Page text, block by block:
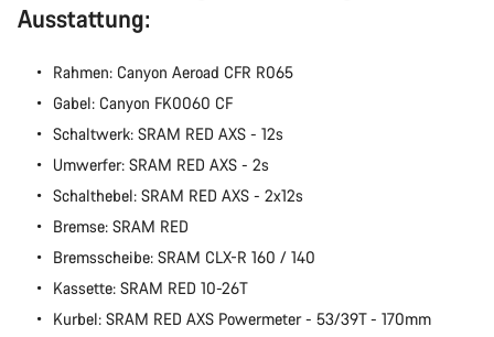
Ausstattung:
Rahmen: Canyon Aeroad CFR R065
Gabel: Canyon FK0060 CF
Schaltwerk: SRAM RED AXS - 12s
Umwerfer: SRAM RED AXS - 2s
Schalthebel: SRAM RED AXS - 2x12s
Bremse: SRAM RED
Bremsscheibe: SRAM CLX-R 160 / 140
Kassette: SRAM RED 10-26T
Kurbel: SRAM RED AXS Powermeter - 53/39T - 170mm